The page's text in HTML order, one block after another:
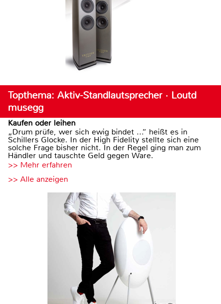
Topthema: Aktiv-Standlautsprecher · Loutd
musegg
Kaufen oder leihen
„Drum prüfe, wer sich ewig bindet ...“ heißt es in
Schillers Glocke. In der High Fidelity stellte sich eine
solche Frage bisher nicht. In der Regel ging man zum
Händler und tauschte Geld gegen Ware.
>> Mehr erfahren
>> Alle anzeigen